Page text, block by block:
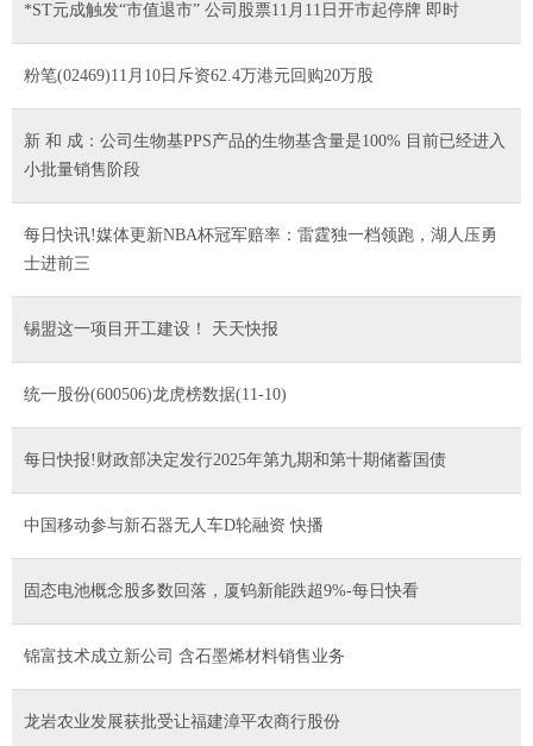
*ST元成触发“市值退市” 公司股票11月11日开市起停牌 即时
粉笔(02469)11月10日斥资62.4万港元回购20万股
新 和 成：公司生物基PPS产品的生物基含量是100% 目前已经进入
小批量销售阶段
每日快讯!媒体更新NBA杯冠军赔率：雷霆独一档领跑，湖人压勇
士进前三
锡盟这一项目开工建设！ 天天快报
统一股份(600506)龙虎榜数据(11-10)
每日快报!财政部决定发行2025年第九期和第十期储蓄国债
中国移动参与新石器无人车D轮融资 快播
固态电池概念股多数回落，厦钨新能跌超9%-每日快看
锦富技术成立新公司 含石墨烯材料销售业务
龙岩农业发展获批受让福建漳平农商行股份